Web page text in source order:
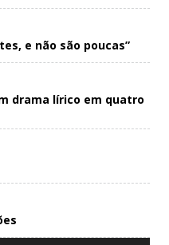
e não são poucas”
drama lírico em quatro